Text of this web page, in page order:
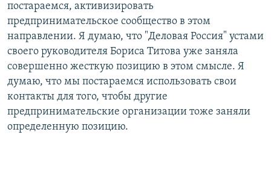
постараемся, активизировать
предпринимательское сообщество в этом
направлении. Я думаю, что "Деловая Россия" устами
своего руководителя Бориса Титова уже заняла
совершенно жесткую позицию в этом смысле. Я
думаю, что мы постараемся использовать свои
контакты для того, чтобы другие
предпринимательские организации тоже заняли
определенную позицию.